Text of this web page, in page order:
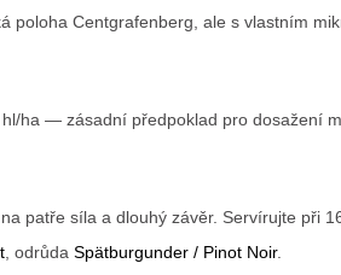
Centgrafenberg, ale s vlastním
ha — zásadní předpoklad pro dosažení
patře síla a dlouhý závěr. Servírujte při
, odrůda Spätburgunder / Pinot Noir.